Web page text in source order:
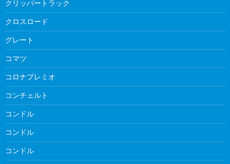
クリッパートラック
クロスロード
グレート
コマツ
コロナプレミオ
コンチェルト
コンドル
コンドル
コンドル